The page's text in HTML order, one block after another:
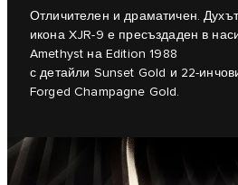
Отличителен и драматичен.
икона XJR-9 е пресъздаден в
Amethyst на Edition 1988
с детайли Sunset Gold и 22-
Forged Champagne Gold.